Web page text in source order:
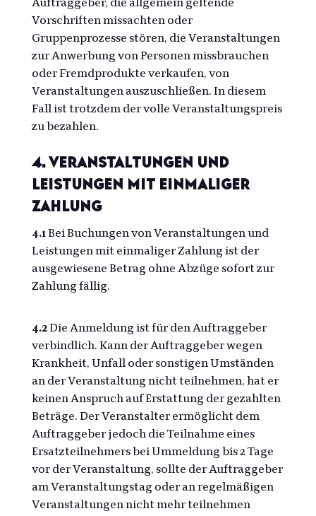
Auftraggeber, die allgemein geltende
Vorschriften missachten oder
Gruppenprozesse stören, die Veranstaltungen
zur Anwerbung von Personen missbrauchen
oder Fremdprodukte verkaufen, von
Veranstaltungen auszuschließen. In diesem
Fall ist trotzdem der volle Veranstaltungspreis
zu bezahlen.
4. Veranstaltungen und
Leistungen mit einmaliger
Zahlung
4.1Bei Buchungen von Veranstaltungen und
Leistungen mit einmaliger Zahlung ist der
ausgewiesene Betrag ohne Abzüge sofort zur
Zahlung fällig.
4.2Die Anmeldung ist für den Auftraggeber
verbindlich. Kann der Auftraggeber wegen
Krankheit, Unfall oder sonstigen Umständen
an der Veranstaltung nicht teilnehmen, hat er
keinen Anspruch auf Erstattung der gezahlten
Beträge. Der Veranstalter ermöglicht dem
Auftraggeber jedoch die Teilnahme eines
Ersatzteilnehmers bei Ummeldung bis 2 Tage
vor der Veranstaltung, sollte der Auftraggeber
am Veranstaltungstag oder an regelmäßigen
Veranstaltungen nicht mehr teilnehmen